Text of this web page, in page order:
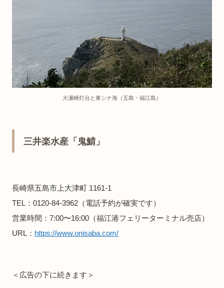
大瀬崎灯台と東シナ海（五島・福江島）
三井楽水産「鬼鯖」
長崎県五島市上大津町 1161-1
TEL：0120-84-3962（電話予約が確実です）
営業時間：7:00〜16:00（福江港フェリーターミナル売店）
URL： https://www.onisaba.com/
＜広告の下に続きます＞